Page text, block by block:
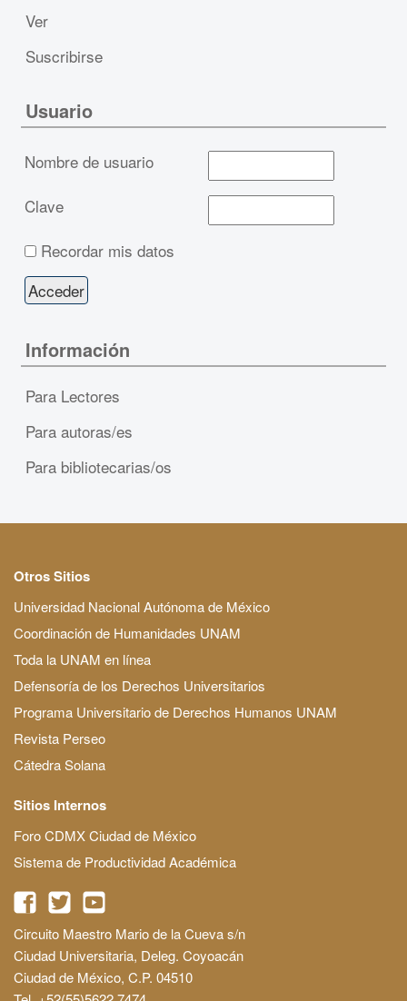
Ver
Suscribirse
Usuario
Nombre de usuario
Clave
Recordar mis datos
Información
Para Lectores
Para autoras/es
Para bibliotecarias/os
Otros Sitios
Universidad Nacional Autónoma de México
Coordinación de Humanidades UNAM
Toda la UNAM en línea
Defensoría de los Derechos Universitarios
Programa Universitario de Derechos Humanos UNAM
Revista Perseo
Cátedra Solana
Sitios Internos
Foro CDMX Ciudad de México
Sistema de Productividad Académica
Circuito Maestro Mario de la Cueva s/n
Ciudad Universitaria, Deleg. Coyoacán
Ciudad de México, C.P. 04510